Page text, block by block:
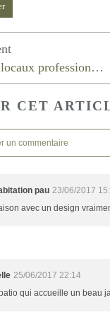
Transformer des locaux professionnels en appartement
CET
un commentaire
pau 23/06/2017
avec un design
25/06/2017 22:14
qui accueille un beau